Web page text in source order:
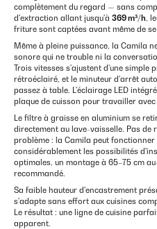
complètement du regard — sans
d'extraction allant jusqu'à 369 m³/h,
friture sont captées avant même de
Même à pleine puissance, la Camila
sonore qui ne trouble ni la
Trois vitesses s'ajustent d'une simple
rétroéclairé, et le minuteur d'arrêt
passez à table. L'éclairage LED
plaque de cuisson pour travailler
Le filtre à graisse en aluminium se
directement au lave-vaisselle. Pas de
problème : la Camila peut
considérablement les possibilités
optimales, un montage à 65–75 cm
recommandé.
Sa faible hauteur d'encastrement
s'adapte sans effort aux cuisines
Le résultat : une ligne de cuisine
apparent.